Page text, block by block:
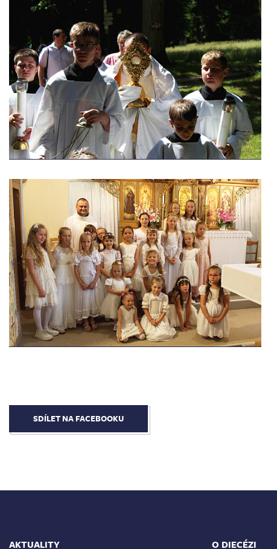
SDÍLET NA FACEBOOKU
AKTUALITY O DIECÉZI